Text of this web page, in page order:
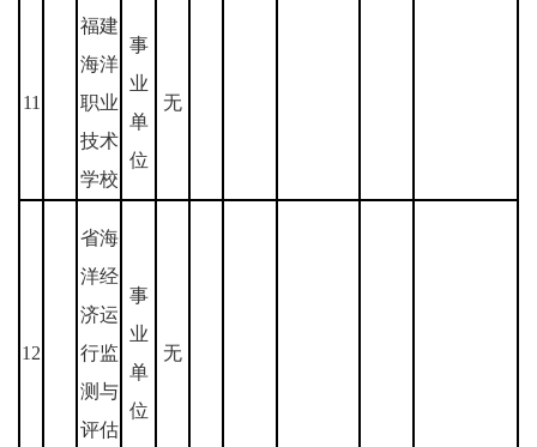
11
福建
海洋
职业
技术
学校
事
业
单
位
无
12
省海
洋经
济运
行监
测与
评估
事
业
单
位
无